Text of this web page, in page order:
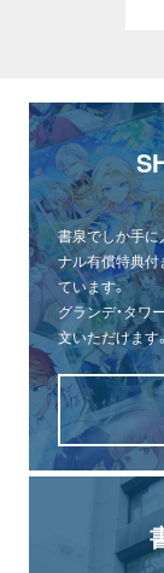
書泉でしか手に
ナル有償特典付
ています。
グランデ・タワ
文いただけます